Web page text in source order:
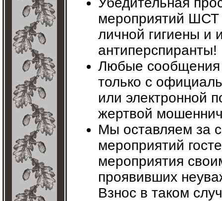
мероприятий ШСТ
личной гигиены и
антиперспиранты!
Любые сообщения
только с
или электронной
жертвой
Мы оставляем за
мероприятий
мероприятия
проявивших
Взнос в таком